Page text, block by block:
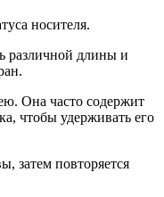
носителя.
различной длины и
Она часто содержит
чтобы удерживать его
затем повторяется